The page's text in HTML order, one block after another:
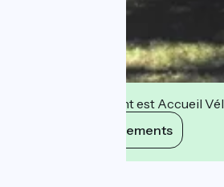
Cet établissement est Accueil
Voir ses engagements